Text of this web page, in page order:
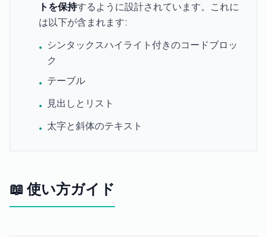
トを保持するように設計されています。これに
は以下が含まれます:
• シンタックスハイライト付きのコードブロッ
ク
• テーブル
• 見出しとリスト
• 太字と斜体のテキスト
📖 使い方ガイド